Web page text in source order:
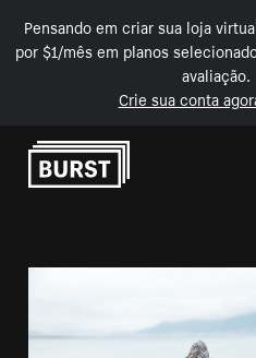
Pensando em criar sua loja
por $1/mês em planos
avaliação.
Crie sua conta
Pular para o conteúdo